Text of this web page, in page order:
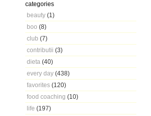
categories
beauty (1)
boo (8)
club (7)
contributii (3)
dieta (40)
every day (438)
favorites (120)
food coaching (10)
life (197)